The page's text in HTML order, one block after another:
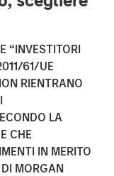
“INVESTITORI
61/UE
RIENTRANO
LA
CHE
IN MERITO
MORGAN
Estate
Senior
$305